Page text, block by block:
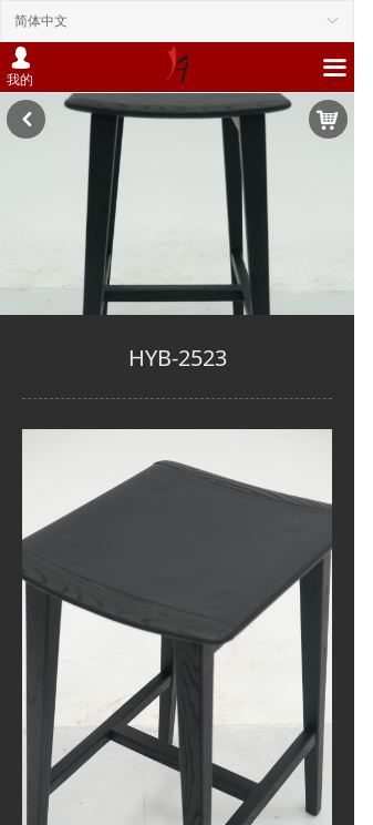
넙
我的 끀
ꀅ
简体中文
HYB-2523
낙
낒